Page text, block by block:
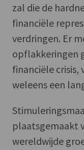
zal die de
financiële
verdringen. Er
opflakkeringen
financiële crisis,
weleens een
plaatsgemaakt
wereldwijde